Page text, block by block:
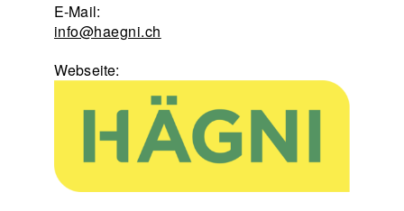
E-Mail:
info@haegni.ch
Webseite: